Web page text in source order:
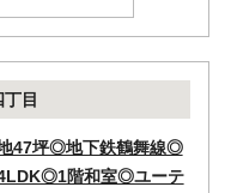
目
47坪◎地下鉄鶴舞線◎
階和室◎ユーテ